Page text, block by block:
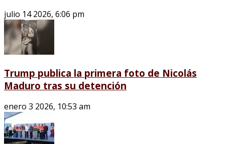
julio 14 2026, 6:06 pm
Trump publica la primera foto de Nicolás
Maduro tras su detención
enero 3 2026, 10:53 am